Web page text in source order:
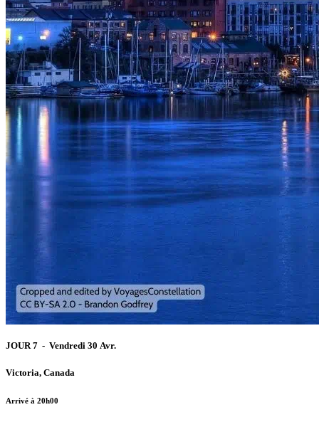
JOUR 7 - Vendredi 30 Avr.
Victoria, Canada
Arrivé à 20h00